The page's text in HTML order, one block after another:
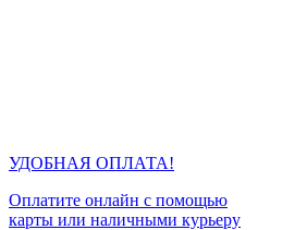
УДОБНАЯ ОПЛАТА!
Оплатите онлайн с помощью
карты или наличными курьеру